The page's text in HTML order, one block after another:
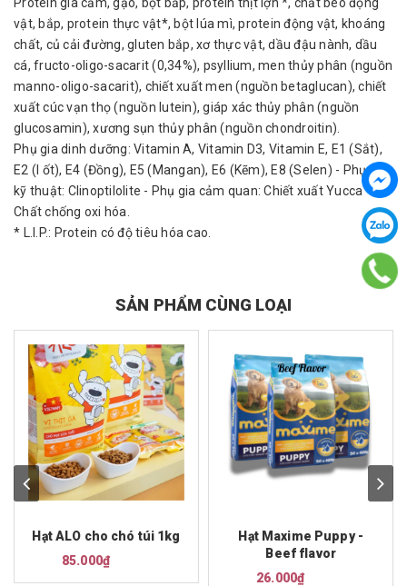
vật, bắp, protein thực vật*, bột lúa mì, protein động vật, khoáng
chất, củ cải đường, gluten bắp, xơ thực vật, dầu đậu nành, dầu
cá, fructo-oligo-sacarit (0,34%), psyllium, men thủy phân (nguồn
manno-oligo-sacarit), chiết xuất men (nguồn betaglucan), chiết
xuất cúc vạn thọ (nguồn lutein), giáp xác thủy phân (nguồn
glucosamin), xương sụn thủy phân (nguồn chondroitin).
Phụ gia dinh dưỡng: Vitamin A, Vitamin D3, Vitamin E, E1 (Sắt),
E2 (I ốt), E4 (Đồng), E5 (Mangan), E6 (Kẽm), E8 (Selen) - Phụ gia
kỹ thuật: Clinoptilolite - Phụ gia cảm quan: Chiết xuất Yucca -
Chất chống oxi hóa.
* L.I.P.: Protein có độ tiêu hóa cao.
SẢN PHẨM CÙNG LOẠI
Hạt ALO cho chó túi 1kg
85.000₫
Hạt Maxime Puppy -
Beef flavor
26.000₫